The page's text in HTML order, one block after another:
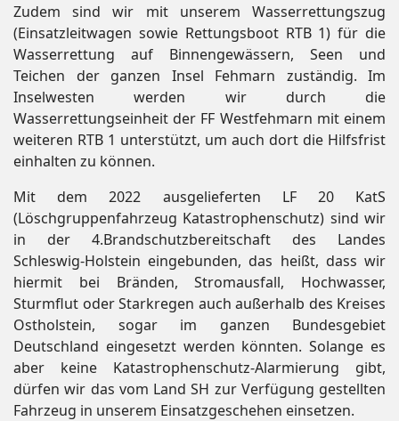
Zudem sind wir mit unserem Wasserrettungszug
(Einsatzleitwagen sowie Rettungsboot RTB 1) für die
Wasserrettung auf Binnengewässern, Seen und
Teichen der ganzen Insel Fehmarn zuständig. Im
Inselwesten werden wir durch die
Wasserrettungseinheit der FF Westfehmarn mit einem
weiteren RTB 1 unterstützt, um auch dort die Hilfsfrist
einhalten zu können.
Mit dem 2022 ausgelieferten LF 20 KatS
(Löschgruppenfahrzeug Katastrophenschutz) sind wir
in der 4.Brandschutzbereitschaft des Landes
Schleswig-Holstein eingebunden, das heißt, dass wir
hiermit bei Bränden, Stromausfall, Hochwasser,
Sturmflut oder Starkregen auch außerhalb des Kreises
Ostholstein, sogar im ganzen Bundesgebiet
Deutschland eingesetzt werden könnten. Solange es
aber keine Katastrophenschutz-Alarmierung gibt,
dürfen wir das vom Land SH zur Verfügung gestellten
Fahrzeug in unserem Einsatzgeschehen einsetzen.